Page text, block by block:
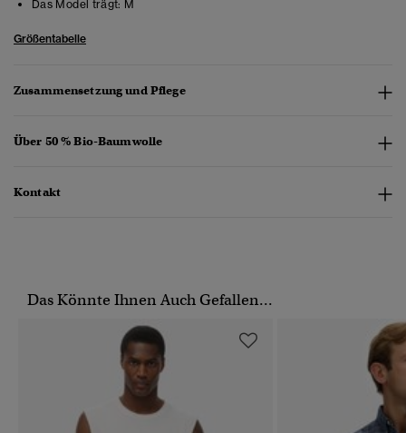
Das Model trägt: M
Größentabelle
Zusammensetzung und Pflege
Über 50 % Bio-Baumwolle
Kontakt
Das Könnte Ihnen Auch Gefallen...